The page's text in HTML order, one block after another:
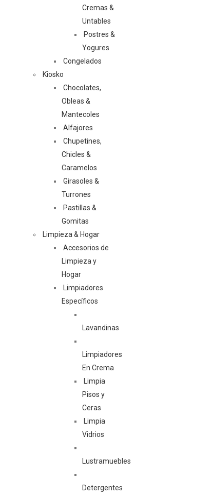
Cremas &
Untables
Postres &
Yogures
Congelados
Kiosko
Chocolates,
Obleas &
Mantecoles
Alfajores
Chupetines,
Chicles &
Caramelos
Girasoles &
Turrones
Pastillas &
Gomitas
Limpieza & Hogar
Accesorios de
Limpieza y
Hogar
Limpiadores
Específicos
Lavandinas
Limpiadores
En Crema
Limpia
Pisos y
Ceras
Limpia
Vidrios
Lustramuebles
Detergentes